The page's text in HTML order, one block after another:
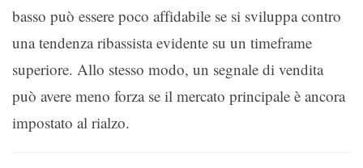
basso può essere poco affidabile se si sviluppa contro
una tendenza ribassista evidente su un timeframe
superiore. Allo stesso modo, un segnale di vendita
può avere meno forza se il mercato principale è ancora
impostato al rialzo.